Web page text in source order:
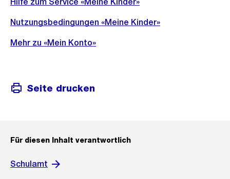
Nutzungsbedingungen «Meine Kinder»
Mehr zu «Mein Konto»
Seite drucken
Für diesen Inhalt verantwortlich
Schulamt